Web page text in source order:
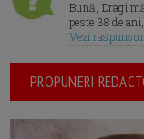
Bună, Dragi
peste 38 de
Vezi
PROPUNERI